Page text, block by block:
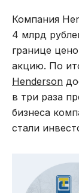
Компания
4 млрд
границе
акцию. По
Henderson
в три раза
бизнеса
стали